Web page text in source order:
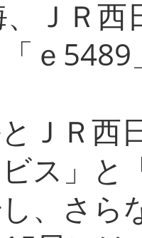
ＪＲ
ｅ
ＪＲ西
ビス」
、さら